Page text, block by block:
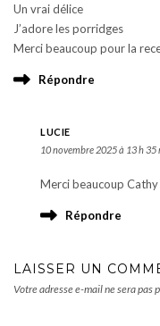
Un vrai délice
J’adore les porridges
Merci beaucoup pour la
Répondre
LUCIE
10 novembre 2025 à 13 h 35
Merci beaucoup
Répondre
LAISSER UN
Votre adresse e-mail ne sera pas